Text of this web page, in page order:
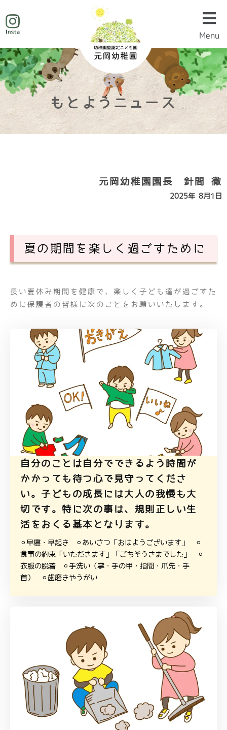
Menu
Menu
もとようニュース
元岡幼稚園園長 針間 徹
2025年 8月1日
夏の期間を楽しく過ごすために
長い夏休み期間を健康で、楽しく子ども達が過ごすた
めに保護者の皆様に次のことをお願いいたします。
自分のことは自分でできるよう時間が
かかっても待つ心で見守ってくださ
い。子どもの成長には大人の我慢も大
切です。特に次の事は、規則正しい生
活をおくる基本となります。
⚪︎早寝・早起き ⚪︎あいさつ「おはようございます」 ⚪︎
食事の約束「いただきます」「ごちそうさまでした」 ⚪︎
衣服の脱着 ⚪︎手洗い（掌・手の甲・指間・爪先・手
首） ⚪︎歯磨きやうがい